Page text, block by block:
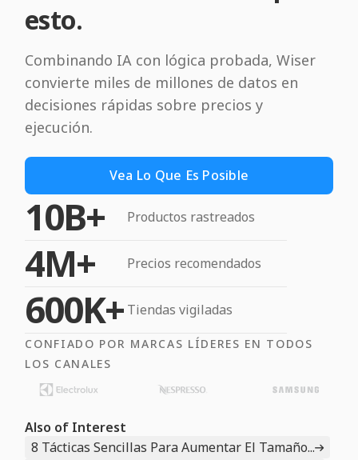
esto.
Combinando IA con lógica probada, Wiser
convierte miles de millones de datos en
decisiones rápidas sobre precios y
ejecución.
Vea Lo Que Es Posible
10B+ Productos rastreados
4M+ Precios recomendados
600K+ Tiendas vigiladas
CONFIADO POR MARCAS LÍDERES EN TODOS
LOS CANALES
Also of Interest
8 Tácticas Sencillas Para Aumentar El Tamaño...